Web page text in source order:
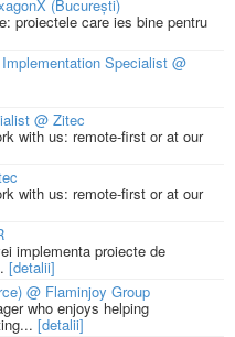
(București)
proiectele care ies bine pentru
Specialist @
@ Zitec
with us: remote-first or at our
with us: remote-first or at our
implementa proiecte de
[detalii]
@ Flaminjoy Group
who enjoys helping
[detalii]